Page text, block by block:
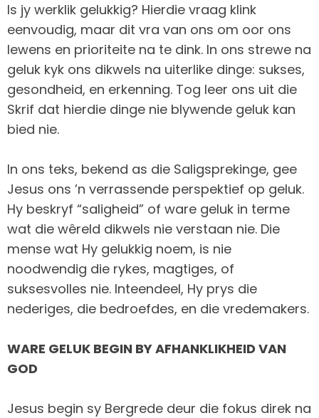
Is jy werklik gelukkig? Hierdie vraag klink
eenvoudig, maar dit vra van ons om oor ons
lewens en prioriteite na te dink. In ons strewe na
geluk kyk ons dikwels na uiterlike dinge: sukses,
gesondheid, en erkenning. Tog leer ons uit die
Skrif dat hierdie dinge nie blywende geluk kan
bied nie.
In ons teks, bekend as die Saligsprekinge, gee
Jesus ons ’n verrassende perspektief op geluk.
Hy beskryf “saligheid” of ware geluk in terme
wat die wêreld dikwels nie verstaan nie. Die
mense wat Hy gelukkig noem, is nie
noodwendig die rykes, magtiges, of
suksesvolles nie. Inteendeel, Hy prys die
nederiges, die bedroefdes, en die vredemakers.
WARE GELUK BEGIN BY AFHANKLIKHEID VAN
GOD
Jesus begin sy Bergrede deur die fokus direk na